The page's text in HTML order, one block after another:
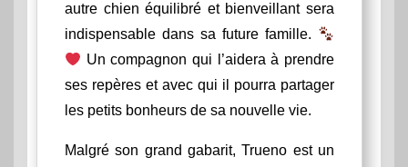
autre chien équilibré et bienveillant sera
indispensable dans sa future famille.
Un compagnon qui l’aidera à prendre
ses repères et avec qui il pourra partager
les petits bonheurs de sa nouvelle vie.
Malgré son grand gabarit, Trueno est un